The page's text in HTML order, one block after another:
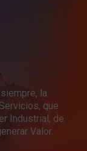
la
que
Industrial, de
Valor.